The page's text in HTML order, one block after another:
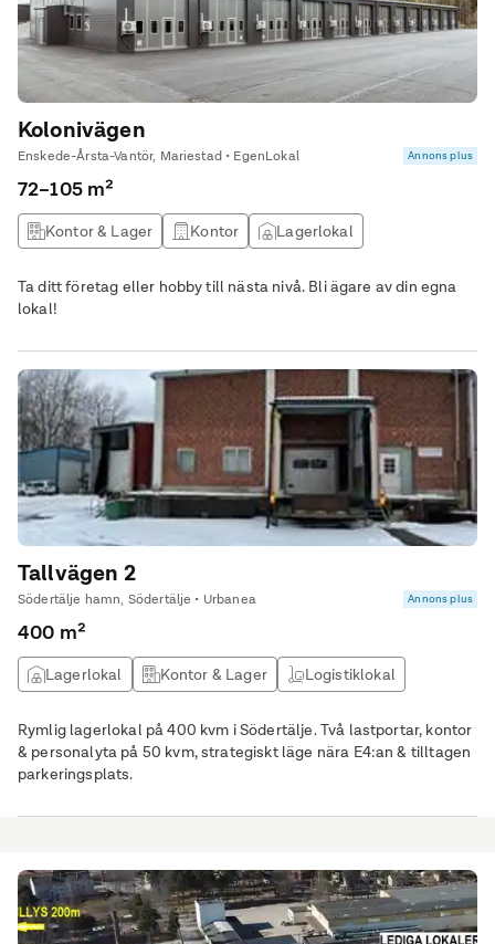
Kolonivägen
Enskede-Årsta-Vantör, Mariestad • EgenLokal Annons plus
72–105 m²
Kontor & Lager Kontor
Lagerlokal
Ta ditt företag eller hobby till nästa nivå. Bli ägare av din egna
lokal!
Tallvägen 2
Södertälje hamn, Södertälje • Urbanea Annons plus
400 m²
Lagerlokal Kontor & Lager Logistiklokal
Rymlig lagerlokal på 400 kvm i Södertälje. Två lastportar, kontor
& personalyta på 50 kvm, strategiskt läge nära E4:an & tilltagen
parkeringsplats.